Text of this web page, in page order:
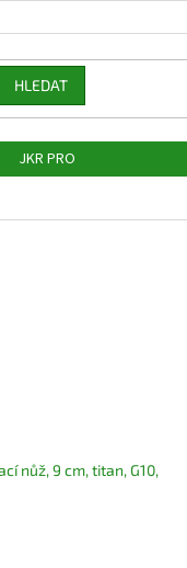
HLEDAT
JKR PRO
nůž, 9 cm, titan, G10,